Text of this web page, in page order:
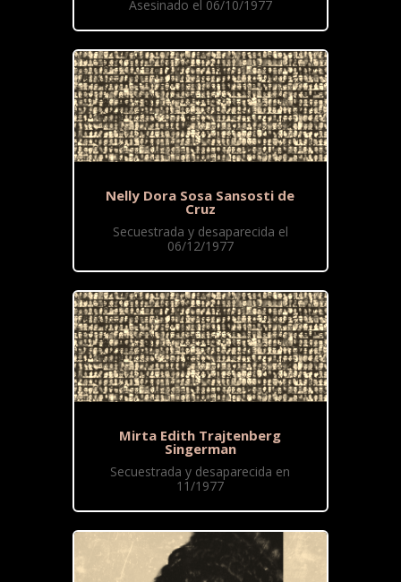
Asesinado el 06/10/1977
Nelly Dora Sosa Sansosti de
Cruz
Secuestrada y desaparecida el
06/12/1977
Mirta Edith Trajtenberg
Singerman
Secuestrada y desaparecida en
11/1977